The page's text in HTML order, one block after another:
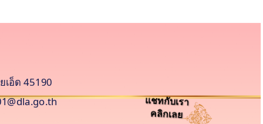
แชทกับเรา
คลิกเลย
อ็ด 45190